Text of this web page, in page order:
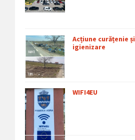
Acțiune curățenie și
igienizare
WIFI4EU